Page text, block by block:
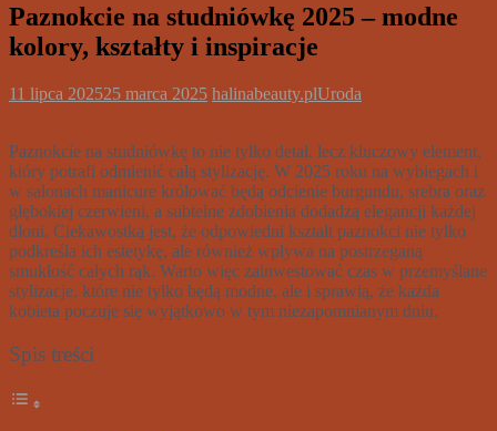
Paznokcie na studniówkę 2025 – modne
kolory, kształty i inspiracje
11 lipca 202525 marca 2025 halinabeauty.plUroda
Paznokcie na studniówkę to nie tylko detal, lecz kluczowy element,
który potrafi odmienić całą stylizację. W 2025 roku na wybiegach i
w salonach manicure królować będą odcienie burgundu, srebra oraz
głębokiej czerwieni, a subtelne zdobienia dodadzą elegancji każdej
dłoni. Ciekawostką jest, że odpowiedni kształt paznokci nie tylko
podkreśla ich estetykę, ale również wpływa na postrzeganą
smukłość całych rąk. Warto więc zainwestować czas w przemyślane
stylizacje, które nie tylko będą modne, ale i sprawią, że każda
kobieta poczuje się wyjątkowo w tym niezapomnianym dniu.
Spis treści